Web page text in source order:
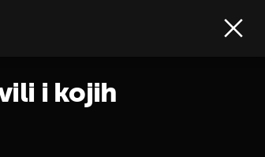
i kojih